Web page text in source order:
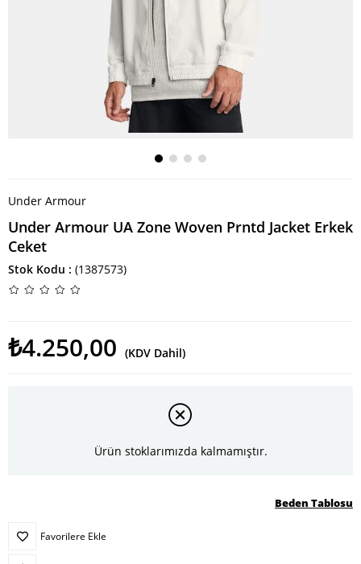
Under Armour
Under Armour UA Zone Woven Prntd Jacket Erkek
Ceket
Stok Kodu (1387573)
₺4.250,00 (KDV Dahil)
Ürün stoklarımızda kalmamıştır.
Beden Tablosu
Favorilere Ekle